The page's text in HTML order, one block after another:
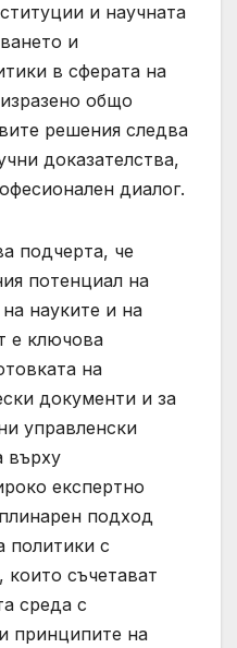
и научната
и
в сферата на
общо
решения следва
доказателства,
диалог.
подчерта, че
потенциал на
науките и на
е ключова
на
документи и за
управленски
върху
експертно
подход
политики с
които съчетават
среда с
принципите на